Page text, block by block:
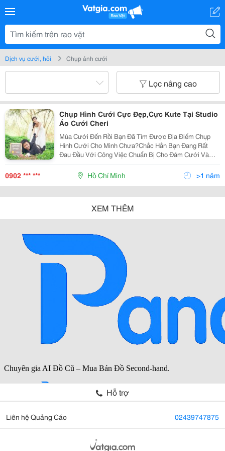
Dịch vụ cưới, hỏi Chụp ảnh cưới
Lọc nâng cao
Chụp Hình Cưới Cực Đẹp,Cực Kute Tại Studio
Áo Cưới Cheri
Mùa Cưới Đến Rồi Bạn Đã Tìm Được Địa Điểm Chụp
Hình Cưới Cho Mình Chưa?Chắc Hẳn Bạn Đang Rất
Đau Đầu Với Công Việc Chuẩn Bị Cho Đám Cưới Và
Cũng Mệt Mỏi Khi Phải Nghĩ Sẽ Đi Đâu Để Chụp Hình
Cưới,Đến Studio Nào Vừa Có Dịch Vụ Tốt Vừa Hợp
Với Kinh Tế C
0902 *** *** Hồ Chí Minh >1 năm
XEM THÊM
Hỗ trợ
Liên hệ Quảng Cáo 02439747875